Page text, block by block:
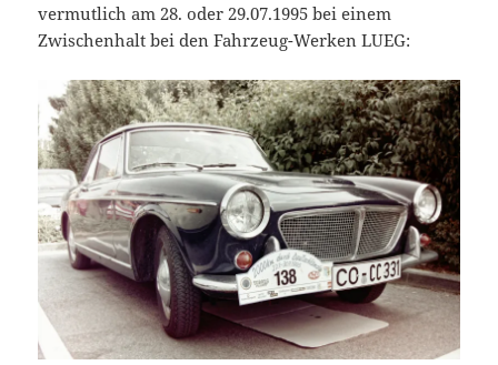
vermutlich am 28. oder 29.07.1995 bei einem
Zwischenhalt bei den Fahrzeug-Werken LUEG: